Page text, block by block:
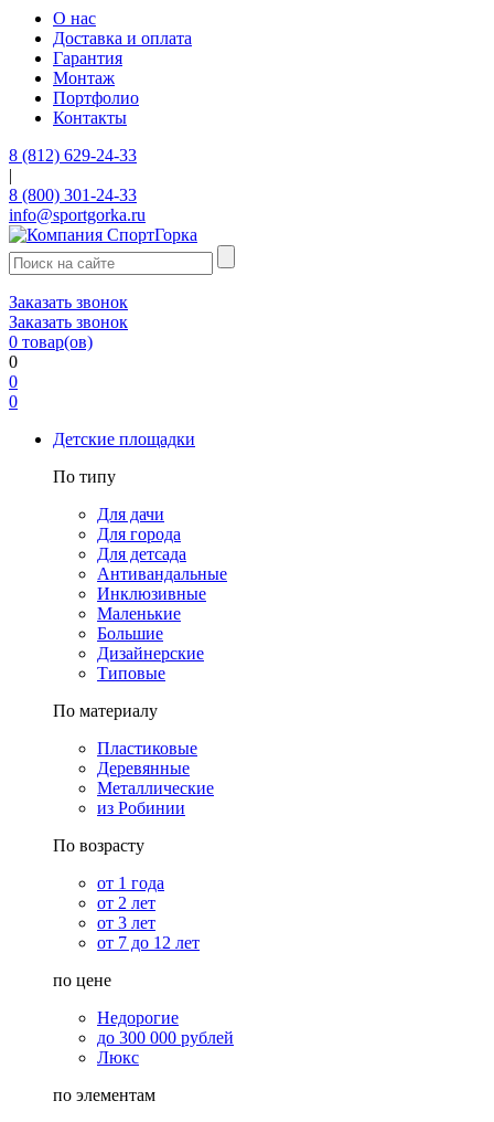
О нас
Доставка и оплата
Гарантия
Монтаж
Портфолио
Контакты
8 (812) 629-24-33
|
8 (800) 301-24-33
info@sportgorka.ru
Заказать звонок
Заказать звонок
0 товар(ов)
0
0
0
Детские площадки
По типу
Для дачи
Для города
Для детсада
Антивандальные
Инклюзивные
Маленькие
Большие
Дизайнерские
Типовые
По материалу
Пластиковые
Деревянные
Металлические
из Робинии
По возрасту
от 1 года
от 2 лет
от 3 лет
от 7 до 12 лет
по цене
Недорогие
до 300 000 рублей
Люкс
по элементам